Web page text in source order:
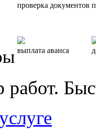
проверка документов
выплата аванса